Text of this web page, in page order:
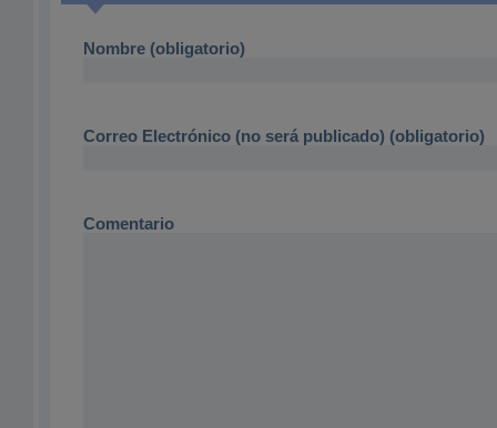
Nombre (obligatorio)
Correo Electrónico (no será publicado) (obligatorio)
Comentario